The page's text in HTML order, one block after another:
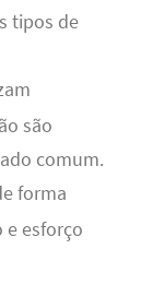
tipos de
são
comum.
forma
e esforço